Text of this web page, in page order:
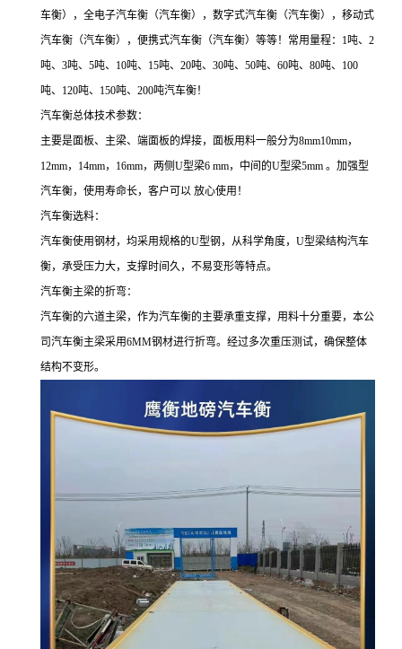
车衡），全电子汽车衡（汽车衡），数字式汽车衡（汽车衡），移动式
汽车衡（汽车衡），便携式汽车衡（汽车衡）等等！常用量程：1吨、2
吨、3吨、5吨、10吨、15吨、20吨、30吨、50吨、60吨、80吨、100
吨、120吨、150吨、200吨汽车衡！
汽车衡总体技术参数：
主要是面板、主梁、端面板的焊接，面板用料一般分为8mm10mm，
12mm，14mm，16mm，两侧U型梁6 mm，中间的U型梁5mm 。加强型
汽车衡，使用寿命长，客户可以 放心使用！
汽车衡选料：
汽车衡使用钢材，均采用规格的U型钢，从科学角度，U型梁结构汽车
衡，承受压力大，支撑时间久，不易变形等特点。
汽车衡主梁的折弯：
汽车衡的六道主梁，作为汽车衡的主要承重支撑，用料十分重要，本公
司汽车衡主梁采用6MM钢材进行折弯。经过多次重压测试，确保整体
结构不变形。